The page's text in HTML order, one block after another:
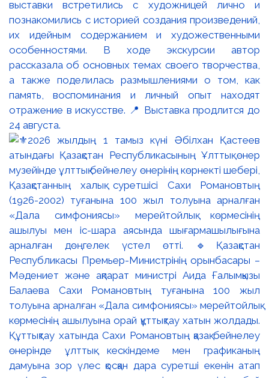
выставки встретились с художницей лично и
познакомились с историей создания произведений,
их идейным содержанием и художественными
особенностями. В ходе экскурсии автор
рассказала об основных темах своего творчества,
а также поделилась размышлениями о том, как
память, воспоминания и личный опыт находят
отражение в искусстве. 📍 Выставка продлится до
24 августа.